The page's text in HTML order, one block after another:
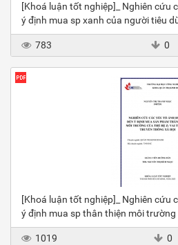
[Khoá luận tốt nghiệp]_ Nghiên cứu
ý định mua sp xanh của người tiêu
783 0
[Khoá luận tốt nghiệp]_ Nghiên cứu
ý định mua sp thân thiện môi trường
1019 0